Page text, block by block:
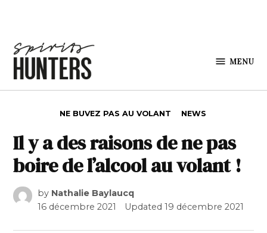
MENU
NE BUVEZ PAS AU VOLANT NEWS
Il y a des raisons de ne pas
boire de l’alcool au volant !
by Nathalie Baylaucq
16 décembre 2021
Updated19 décembre 2021